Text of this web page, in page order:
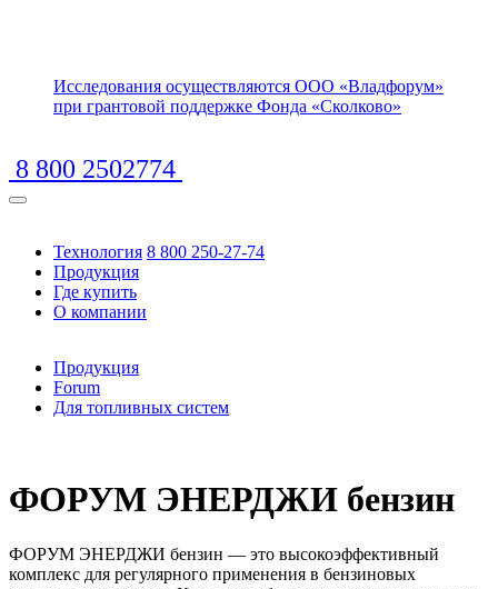
Исследования осуществляются ООО «Владфорум»
при грантовой поддержке Фонда «Сколково»
8 800 2502774
Технология
Продукция
Где купить
О компании
8 800 250-27-74
Продукция
Forum
Для топливных систем
ФОРУМ ЭНЕРДЖИ бензин
ФОРУМ ЭНЕРДЖИ бензин — это высокоэффективный
комплекс для регулярного применения в бензиновых